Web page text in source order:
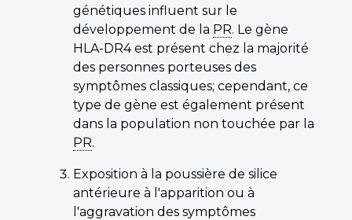
génétiques influent sur le
développement de la PR. Le gène
HLA-DR4 est présent chez la majorité
des personnes porteuses des
symptômes classiques; cependant, ce
type de gène est également présent
dans la population non touchée par la
PR.
Exposition à la poussière de silice
antérieure à l'apparition ou à
l'aggravation des symptômes